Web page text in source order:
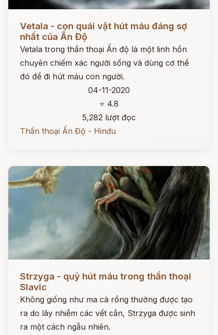
Vetala - con quái vật hút máu đáng sợ
nhất của Ấn Độ
Vetala trong thần thoại Ấn độ là một linh hồn
chuyên chiếm xác người sống và dùng cơ thể
đó để đi hút máu con người.
04-11-2020
⭐ 4.8
5,282 lượt đọc
Thần thoại Ấn Độ - Hindu
Strzyga - quỷ hút máu trong thần thoại
Slavic
Không giống như ma cà rồng thường được tạo
ra do lây nhiễm các vết cắn, Strzyga được sinh
ra một cách ngẫu nhiên.